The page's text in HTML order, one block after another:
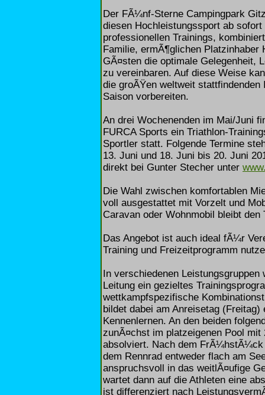
Der FÃ¼nf-Sterne Campingpark
diesen Hochleistungssport ab
professionellen Trainings,
Familie, ermÃ¶glichen
GÃ¤sten die optimale Gelegenheit,
zu vereinbaren. Auf diese Weise
die groÃŸen weltweit
Saison vorbereiten.
An drei Wochenenden im Mai/Juni
FURCA Sports ein Triathlon-
Sportler statt. Folgende Termine
13. Juni und 18. Juni bis 20. Juni
direkt bei Gunter Stecher unter
Die Wahl zwischen komfortablen
voll ausgestattet mit Vorzelt und
Caravan oder Wohnmobil bleibt den
Das Angebot ist auch ideal fÃ¼r
Training und Freizeitprogramm
In verschiedenen
Leitung ein gezieltes
wettkampfspezifische
bildet dabei am Anreisetag
Kennenlernen. An den beiden
zunÃ¤chst im platzeigenen Pool
absolviert. Nach dem FrÃ¼hstÃ¼ck
dem Rennrad entweder flach am
anspruchsvoll in das weitlÃ¤ufige
wartet dann auf die Athleten eine
ist differenziert nach